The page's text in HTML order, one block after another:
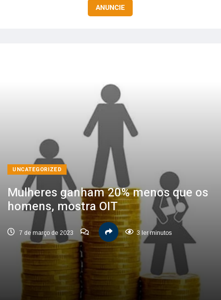
ANUNCIE
UNCATEGORIZED
Mulheres ganham 20% menos que os
homens, mostra OIT
7 de março de 2023 3 ler minutos